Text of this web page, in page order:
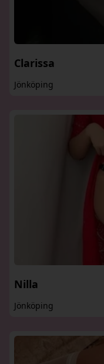
Clarissa
Jönköping
Nilla
Jönköping